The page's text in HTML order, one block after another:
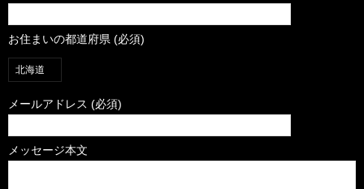
お住まいの都道府県 (必須)
メールアドレス (必須)
メッセージ本文